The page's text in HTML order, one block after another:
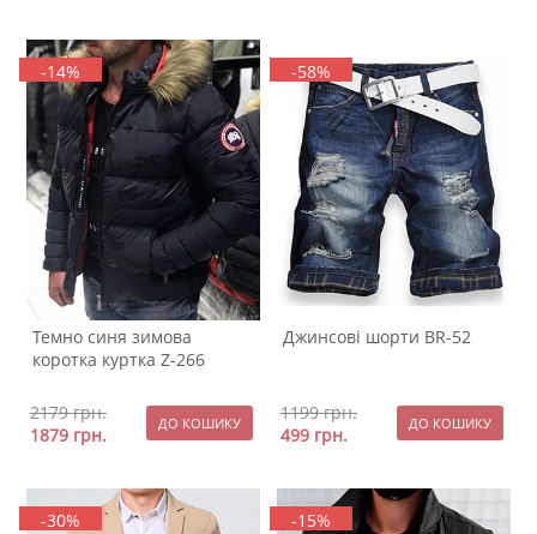
-14%
Темно синя зимова
коротка куртка Z-266
2179грн.
1879 грн.
-58%
Джинсові шорти BR-52
1199грн.
499 грн.
-30% -15%